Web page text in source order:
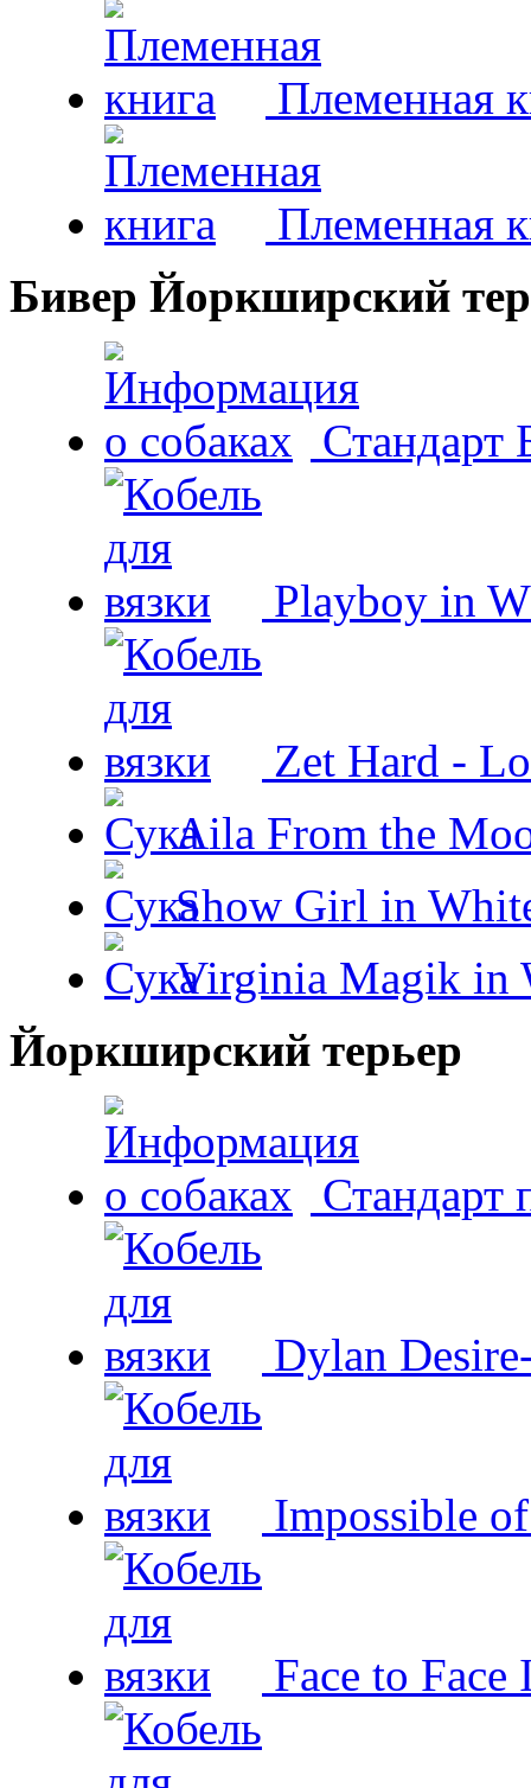
Племенная
Племенная
Бивер Йоркширский
Стандарт
Playboy in
Zet Hard -
Aila From the
Show Girl in
Virginia Magik in
Йоркширский терьер
Dylan
Impossible
Face to